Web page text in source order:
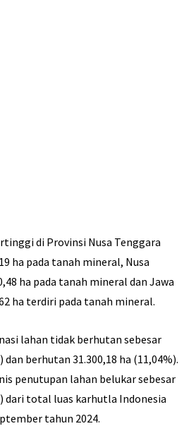
di Provinsi Nusa Tenggara
ha pada tanah mineral, Nusa
ha pada tanah mineral dan Jawa
ha terdiri pada tanah mineral.
lahan tidak berhutan sebesar
dan berhutan 31.300,18 ha (11,04%).
penutupan lahan belukar sebesar
dari total luas karhutla Indonesia
tahun 2024.